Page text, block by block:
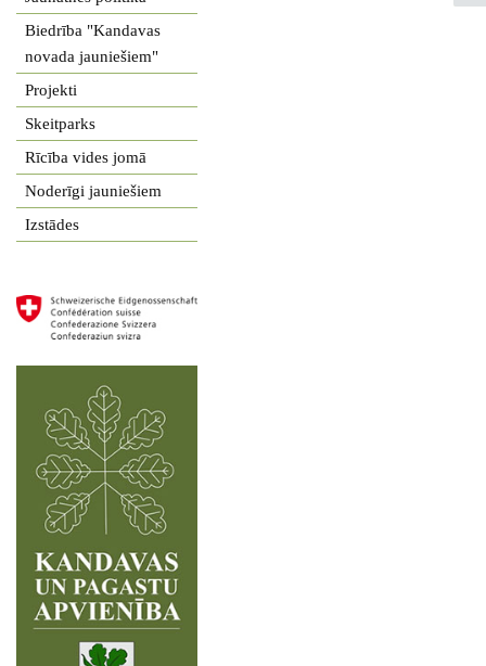
Biedrība "Kandavas
novada jauniešiem"
Projekti
Skeitparks
Rīcība vides jomā
Noderīgi jauniešiem
Izstādes